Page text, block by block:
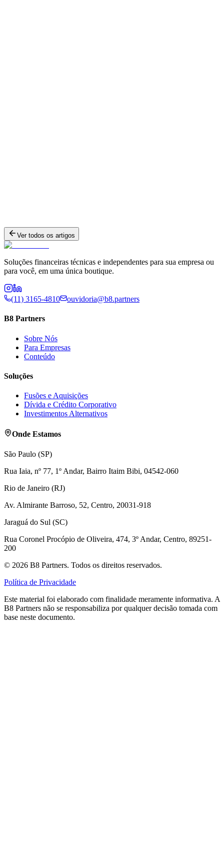
Ver todos os artigos
Soluções financeiras técnicas e independentes para sua empresa ou
para você, em uma única boutique.
(11) 3165-4810 ouvidoria@b8.partners
B8 Partners
Sobre Nós
Para Empresas
Conteúdo
Soluções
Fusões e Aquisições
Dívida e Crédito Corporativo
Investimentos Alternativos
Onde Estamos
São Paulo (SP)
Rua Iaia, nº 77, 1º Andar, Bairro Itaim Bibi, 04542-060
Rio de Janeiro (RJ)
Av. Almirante Barroso, 52, Centro, 20031-918
Jaraguá do Sul (SC)
Rua Coronel Procópio de Oliveira, 474, 3º Andar, Centro, 89251-
200
© 2026 B8 Partners. Todos os direitos reservados.
Política de Privacidade
Este material foi elaborado com finalidade meramente informativa. A
B8 Partners não se responsabiliza por qualquer decisão tomada com
base neste documento.